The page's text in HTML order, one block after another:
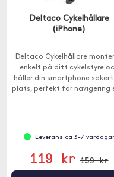
Deltaco Cykelhållare
(iPhone)
Deltaco Cykelhållare
enkelt på ditt cykelstyre
håller din smartphone
plats, perfekt för navigering
Leverans ca 3-7 vardagar
119 kr 159 kr